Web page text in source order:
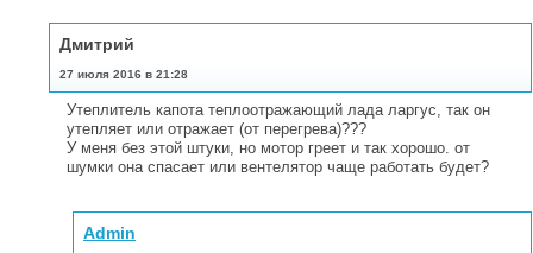
Дмитрий
27 июля 2016 в 21:28
Утеплитель капота теплоотражающий лада ларгус, так он
утепляет или отражает (от перегрева)???
У меня без этой штуки, но мотор греет и так хорошо. от
шумки она спасает или вентелятор чаще работать будет?
Admin